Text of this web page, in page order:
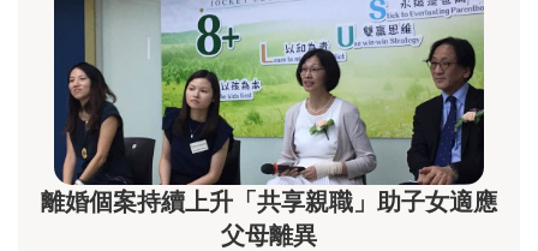
離婚個案持續上升「共享親職」助子女適應
父母離異